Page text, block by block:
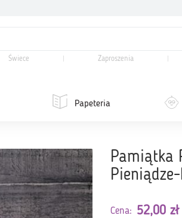
Świece Zaproszenia
Papeteria
Pamiątka
Cena: 52,00 zł